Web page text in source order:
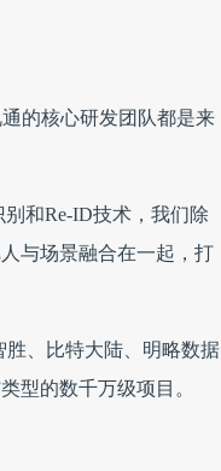
的核心研发团队都是来
和Re-ID技术，我们除
与场景融合在一起，打
、比特大陆、明略数据
型的数千万级项目。